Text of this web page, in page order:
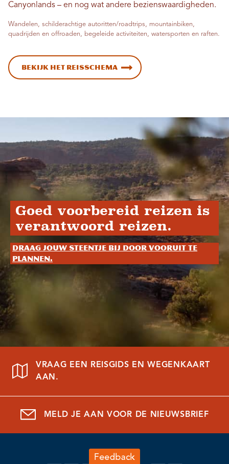
Canyonlands – en nog wat andere bezienswaardigheden.
Wandelen, schilderachtige autoritten/roadtrips, mountainbiken,
quadrijden en offroaden, begeleide activiteiten, watersporten en raften.
Bekijk het reisschema
Goed voorbereid reizen is
verantwoord reizen.
Draag jouw steentje bij door vooruit te
plannen.
VRAAG EEN REISGIDS EN WEGENKAART
AAN.
MELD JE AAN VOOR DE NIEUWSBRIEF